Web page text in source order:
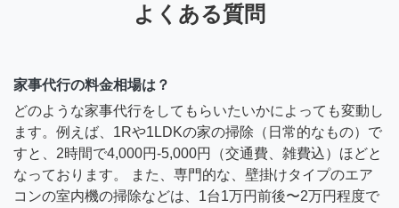
よくある質問
家事代行の料金相場は？
どのような家事代行をしてもらいたいかによっても変動し
ます。例えば、1Rや1LDKの家の掃除（日常的なもの）で
すと、2時間で4,000円-5,000円（交通費、雑費込）ほどと
なっております。 また、専門的な、壁掛けタイプのエア
コンの室内機の掃除などは、1台1万円前後〜2万円程度で